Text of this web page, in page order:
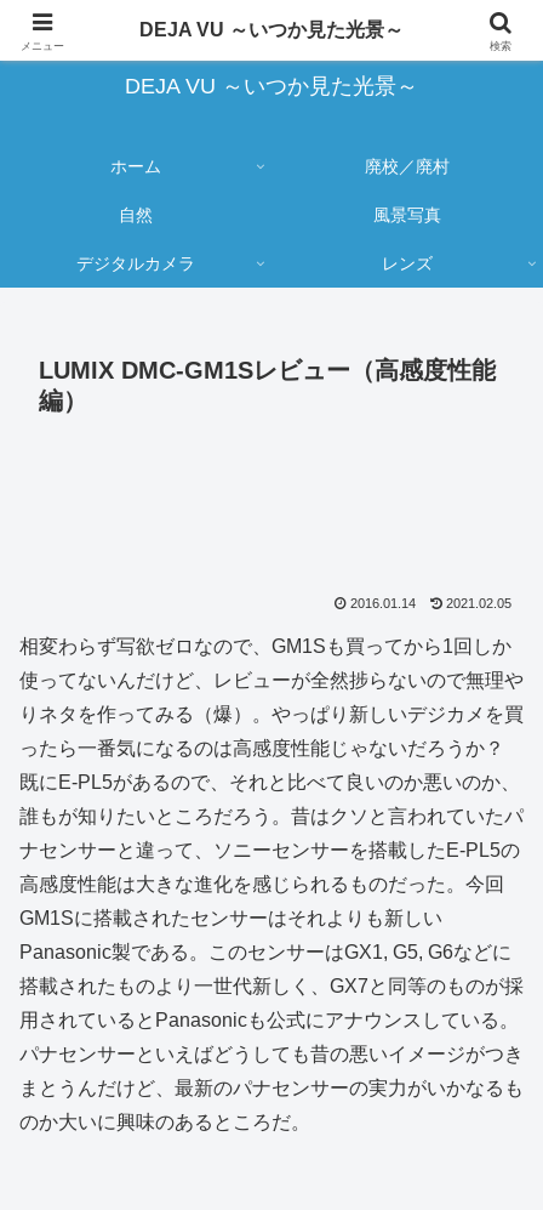
蔵出し写真の大売り出しとカメラ物欲のブログ
DEJA VU ～いつか見た光景～
ホーム 廃校／廃村
自然 風景写真
デジタルカメラ レンズ
LUMIX DMC-GM1Sレビュー（高感度性能
編）
2016.01.14 2021.02.05
相変わらず写欲ゼロなので、GM1Sも買ってから1回しか
使ってないんだけど、レビューが全然捗らないので無理や
りネタを作ってみる（爆）。やっぱり新しいデジカメを買
ったら一番気になるのは高感度性能じゃないだろうか？
既にE-PL5があるので、それと比べて良いのか悪いのか、
誰もが知りたいところだろう。昔はクソと言われていたパ
ナセンサーと違って、ソニーセンサーを搭載したE-PL5の
高感度性能は大きな進化を感じられるものだった。今回
GM1Sに搭載されたセンサーはそれよりも新しい
Panasonic製である。このセンサーはGX1, G5, G6などに
搭載されたものより一世代新しく、GX7と同等のものが採
用されているとPanasonicも公式にアナウンスしている。
パナセンサーといえばどうしても昔の悪いイメージがつき
まとうんだけど、最新のパナセンサーの実力がいかなるも
のか大いに興味のあるところだ。
メニュー
DEJA VU ～いつか見た光景～
検索